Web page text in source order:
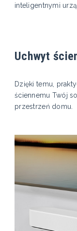
inteligentnymi
Uchwyt
Dzięki temu,
ściennemu Twój
przestrzeń domu.